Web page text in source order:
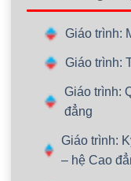
Giáo trình:
Giáo trình:
Giáo trình:
đẳng
Giáo trình:
– hệ Cao